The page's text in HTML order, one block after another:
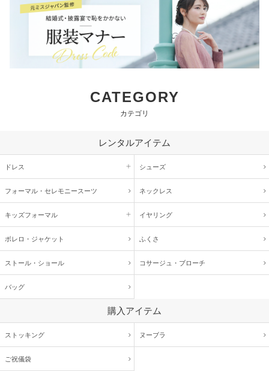
CATEGORY
カテゴリ
レンタルアイテム
ドレス シューズ
フォーマル・ セレモニースーツ ネックレス
キッズフォーマル イヤリング
ボレロ・ジャケット ふくさ
ストール・ショール コサージュ・ ブローチ
バッグ
購入アイテム
ストッキング ヌーブラ
ご祝儀袋